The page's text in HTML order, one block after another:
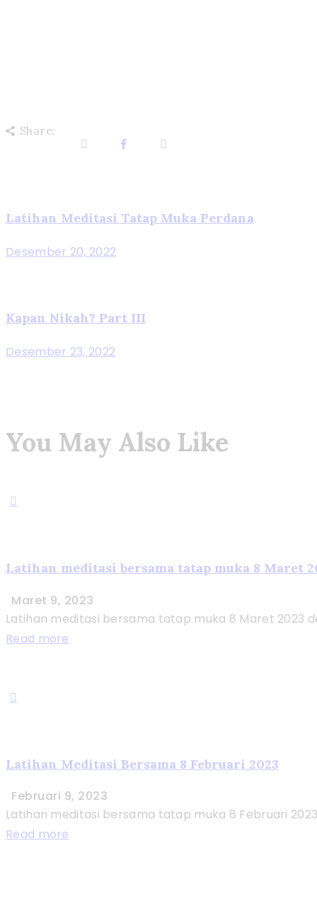
Share:
Latihan Meditasi Tatap Muka Perdana
Desember 20, 2022
Kapan Nikah? Part III
Desember 23, 2022
You May Also Like
Latihan meditasi bersama tatap muka 8 Maret
Maret 9, 2023
Latihan meditasi bersama tatap muka 8 Maret 2023
Read more
Latihan Meditasi Bersama 8 Februari 2023
Februari 9, 2023
Latihan meditasi bersama tatap muka 8 Februari
Read more